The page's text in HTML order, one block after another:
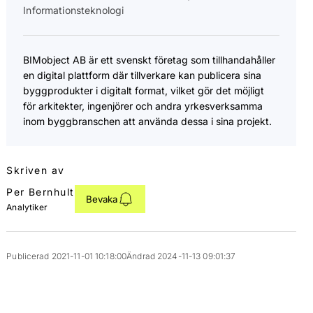
Informationsteknologi
BIMobject AB är ett svenskt företag som tillhandahåller
en digital plattform där tillverkare kan publicera sina
byggprodukter i digitalt format, vilket gör det möjligt
för arkitekter, ingenjörer och andra yrkesverksamma
inom byggbranschen att använda dessa i sina projekt.
Skriven av
Per Bernhult
Analytiker
Bevaka
Publicerad 2021-11-01 10:18:00Ändrad 2024-11-13 09:01:37